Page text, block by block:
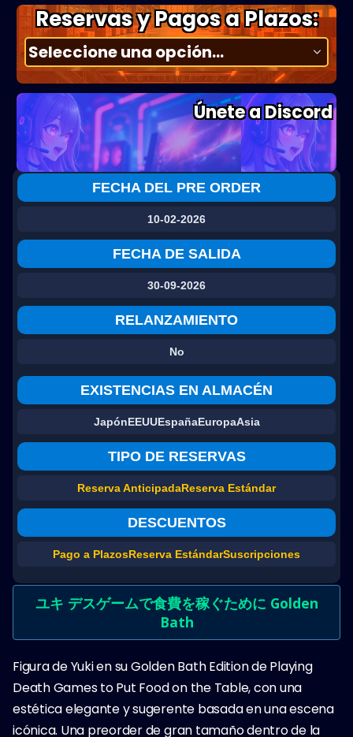
Reservas y Pagos a Plazos:
Únete a Discord
FECHA DEL PRE ORDER
10-02-2026
FECHA DE SALIDA
30-09-2026
RELANZAMIENTO
No
EXISTENCIAS EN ALMACÉN
JapónEEUUEspañaEuropaAsia
TIPO DE RESERVAS
Reserva AnticipadaReserva Estándar
DESCUENTOS
Pago a PlazosReserva EstándarSuscripciones
ユキ デスゲームで食費を稼ぐために Golden
Bath
Figura de Yuki en su Golden Bath Edition de Playing
Death Games to Put Food on the Table, con una
estética elegante y sugerente basada en una escena
icónica. Una preorder de gran tamaño dentro de la